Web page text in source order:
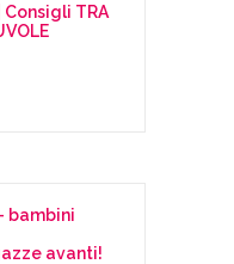
Consigli TRA
bambini
avanti!